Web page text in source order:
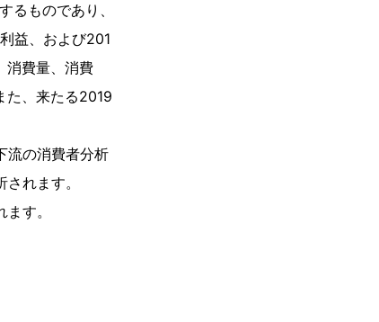
るものであり、
益、および201
消費量、消費
た、来たる2019
流の消費者分析
れます。
す。